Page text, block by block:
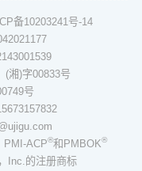
备10203241号-14
(湘)字00833号
号
PMI-ACP®和PMBOK®
Inc.的注册商标